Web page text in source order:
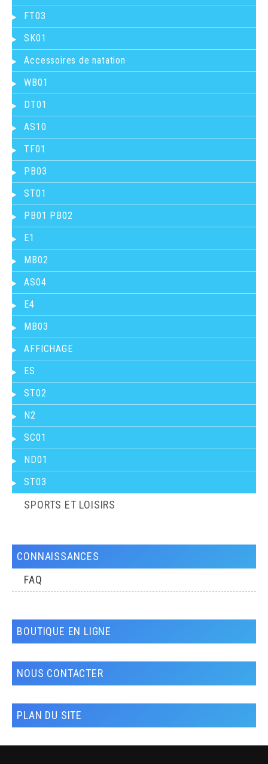
FT03
SK01
Accessoires de natation
WB01
DT01
AS10
TF01
PB03
ST01
PB01 PB02
E1
MB02
AS04
E4
MB03
AFFICHAGE
ES
ST02
N2
SC01
ND01
ST03
SPORTS ET LOISIRS
CONNAISSANCES
FAQ
BOUTIQUE EN LIGNE
NOUS CONTACTER
PLAN DU SITE